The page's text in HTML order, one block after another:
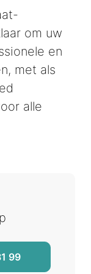
om uw
en
met als
alle
99